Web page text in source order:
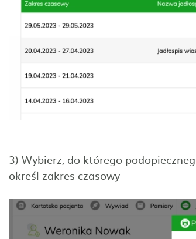
3) Wybierz, do którego
określ zakres czasowy